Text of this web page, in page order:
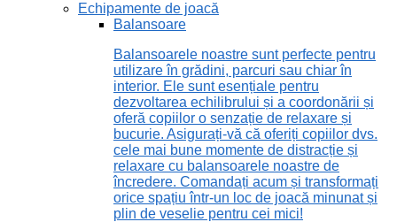
Echipamente de joacă
Balansoare
Balansoarele noastre sunt perfecte pentru
utilizare în grădini, parcuri sau chiar în
interior. Ele sunt esențiale pentru
dezvoltarea echilibrului și a coordonării și
oferă copiilor o senzație de relaxare și
bucurie. Asigurați-vă că oferiți copiilor dvs.
cele mai bune momente de distracție și
relaxare cu balansoarele noastre de
încredere. Comandați acum și transformați
orice spațiu într-un loc de joacă minunat și
plin de veselie pentru cei mici!